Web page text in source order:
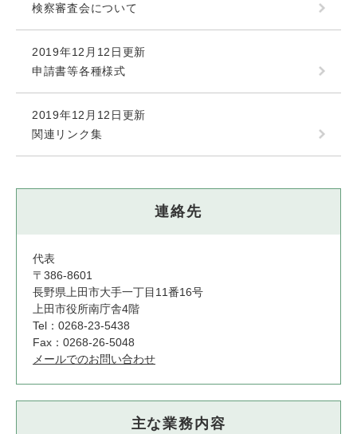
検察審査会について
2019年12月12日更新
申請書等各種様式
2019年12月12日更新
関連リンク集
連絡先
代表
〒386-8601
長野県上田市大手一丁目11番16号
上田市役所南庁舎4階
Tel：0268-23-5438
Fax：0268-26-5048
メールでのお問い合わせ
主な業務内容